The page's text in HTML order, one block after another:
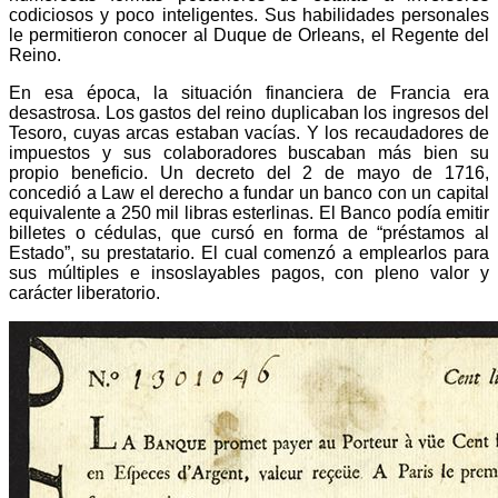
codiciosos y poco inteligentes. Sus habilidades personales
le permitieron conocer al Duque de Orleans, el Regente del
Reino.
En esa época, la situación financiera de Francia era
desastrosa. Los gastos del reino duplicaban los ingresos del
Tesoro, cuyas arcas estaban vacías. Y los recaudadores de
impuestos y sus colaboradores buscaban más bien su
propio beneficio. Un decreto del 2 de mayo de 1716,
concedió a Law el derecho a fundar un banco con un capital
equivalente a 250 mil libras esterlinas. El Banco podía emitir
billetes o cédulas, que cursó en forma de “préstamos al
Estado”, su prestatario. El cual comenzó a emplearlos para
sus múltiples e insoslayables pagos, con pleno valor y
carácter liberatorio.